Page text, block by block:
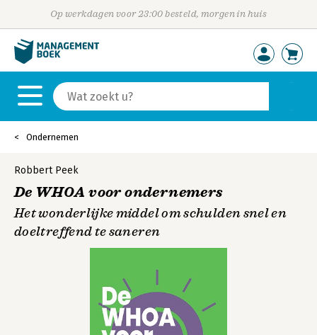
Op werkdagen voor 23:00 besteld, morgen in huis
Ondernemen
Robbert Peek
De WHOA voor ondernemers
Het wonderlijke middel om schulden snel en
doeltreffend te saneren